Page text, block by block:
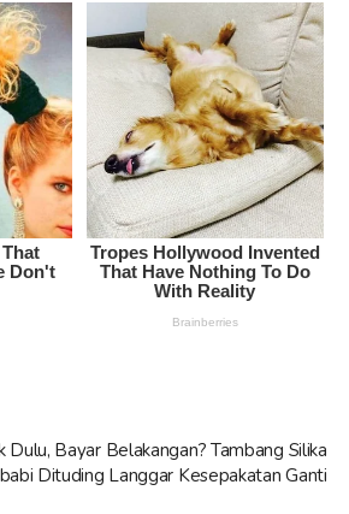
Dulu, Bayar Belakangan? Tambang Silika
Dituding Langgar Kesepakatan Ganti